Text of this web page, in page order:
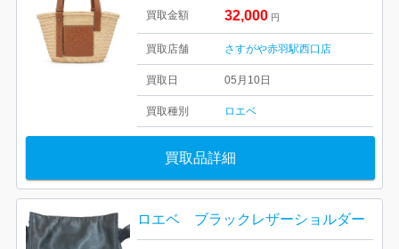
買取金額 32,000 円
買取店舗 さすがや赤羽駅西口店
買取日 05月10日
買取種別 ロエベ
買取品詳細
ロエベ ブラックレザーショルダー